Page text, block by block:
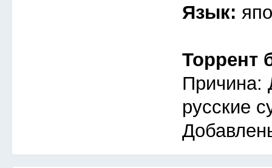
Язык:
Торрент
Причина:
русские